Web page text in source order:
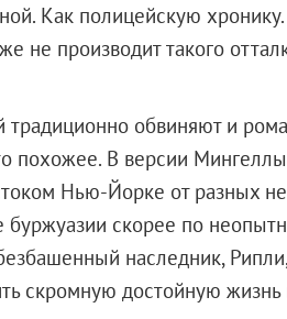
Как полицейскую
не производит такого
традиционно обвиняют и
похожее. В версии
Нью-Йорке от разных
буржуазии скорее по
наследник,
скромную достойную жизнь